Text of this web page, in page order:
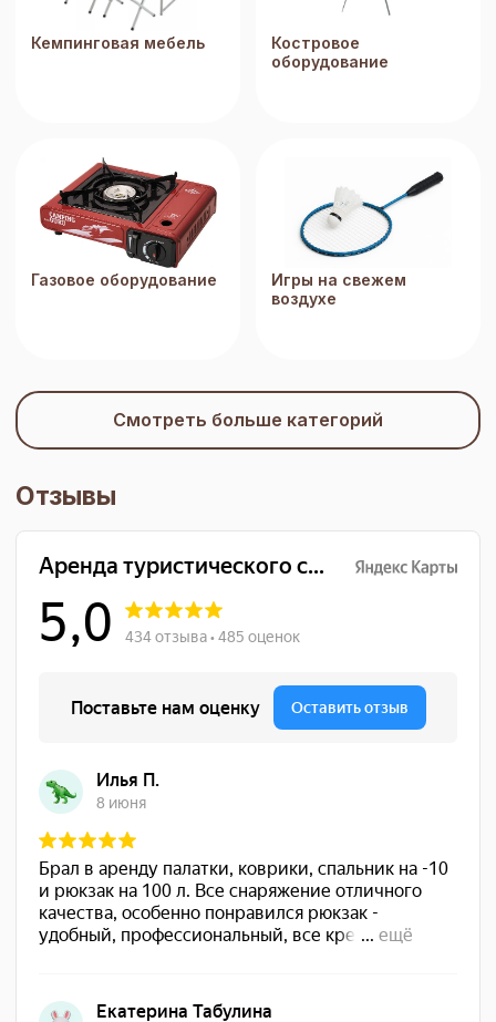
Кемпинговая мебель
Костровое
оборудование
Газовое оборудование
Игры на свежем
воздухе
Смотреть больше категорий
Отзывы